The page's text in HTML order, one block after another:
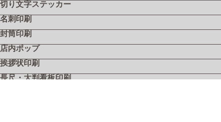
切り文字ステッカー
名刺印刷
封筒印刷
店内ポップ
挨拶状印刷
長尺・大判看板印刷